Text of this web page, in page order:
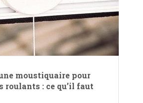
moustiquaire pour
roulants : ce qu’il faut